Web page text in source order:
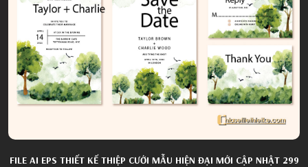
FILE AI EPS THIẾT KẾ THIỆP CƯỚI MẪU HIỆN ĐẠI MỚI CẬP NHẬT 299